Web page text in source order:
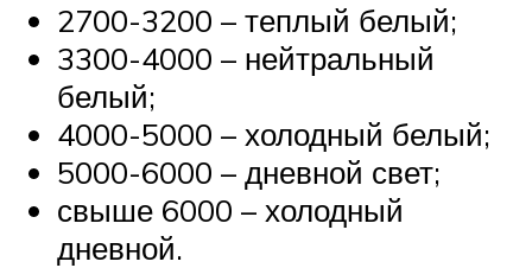
2700-3200 – теплый белый;
3300-4000 – нейтральный
белый;
4000-5000 – холодный белый;
5000-6000 – дневной свет;
свыше 6000 – холодный
дневной.